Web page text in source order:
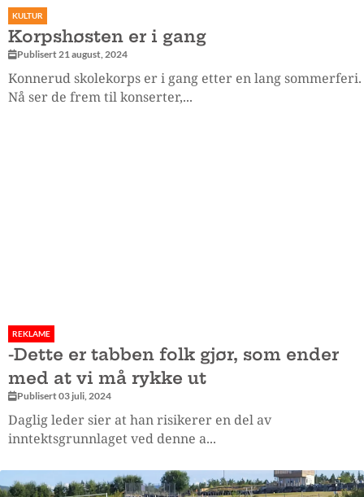
KULTUR
Korpshøsten er i gang
Publisert 21 august, 2024
Konnerud skolekorps er i gang etter en lang sommerferi.
Nå ser de frem til konserter,...
REKLAME
-Dette er tabben folk gjør, som ender
med at vi må rykke ut
Publisert 03 juli, 2024
Daglig leder sier at han risikerer en del av
inntektsgrunnlaget ved denne a...